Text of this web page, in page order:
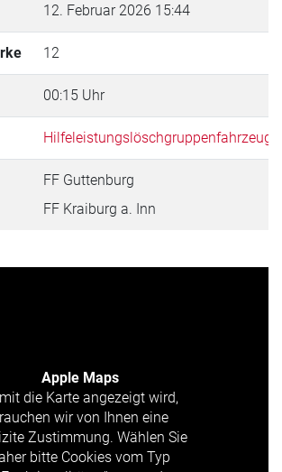
12. Februar 2026 15:44
12
00:15 Uhr
Hilfeleistungslöschgruppenfahrzeug
FF Guttenburg
FF Kraiburg a. Inn
Apple Maps
die Karte angezeigt wird,
wir von Ihnen eine
Zustimmung. Wählen Sie
bitte Cookies vom Typ